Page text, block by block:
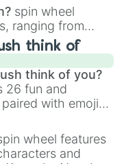
spin wheel
ranging from
like the Flute
to unusual
Jaw Harp,Nose
Kazoo.
think of
think of you?
26 fun and
with emojis,
like
😊 sweet
to
🤨 sus,🫥 I don't
and🤪 crazy.
wheel features
and